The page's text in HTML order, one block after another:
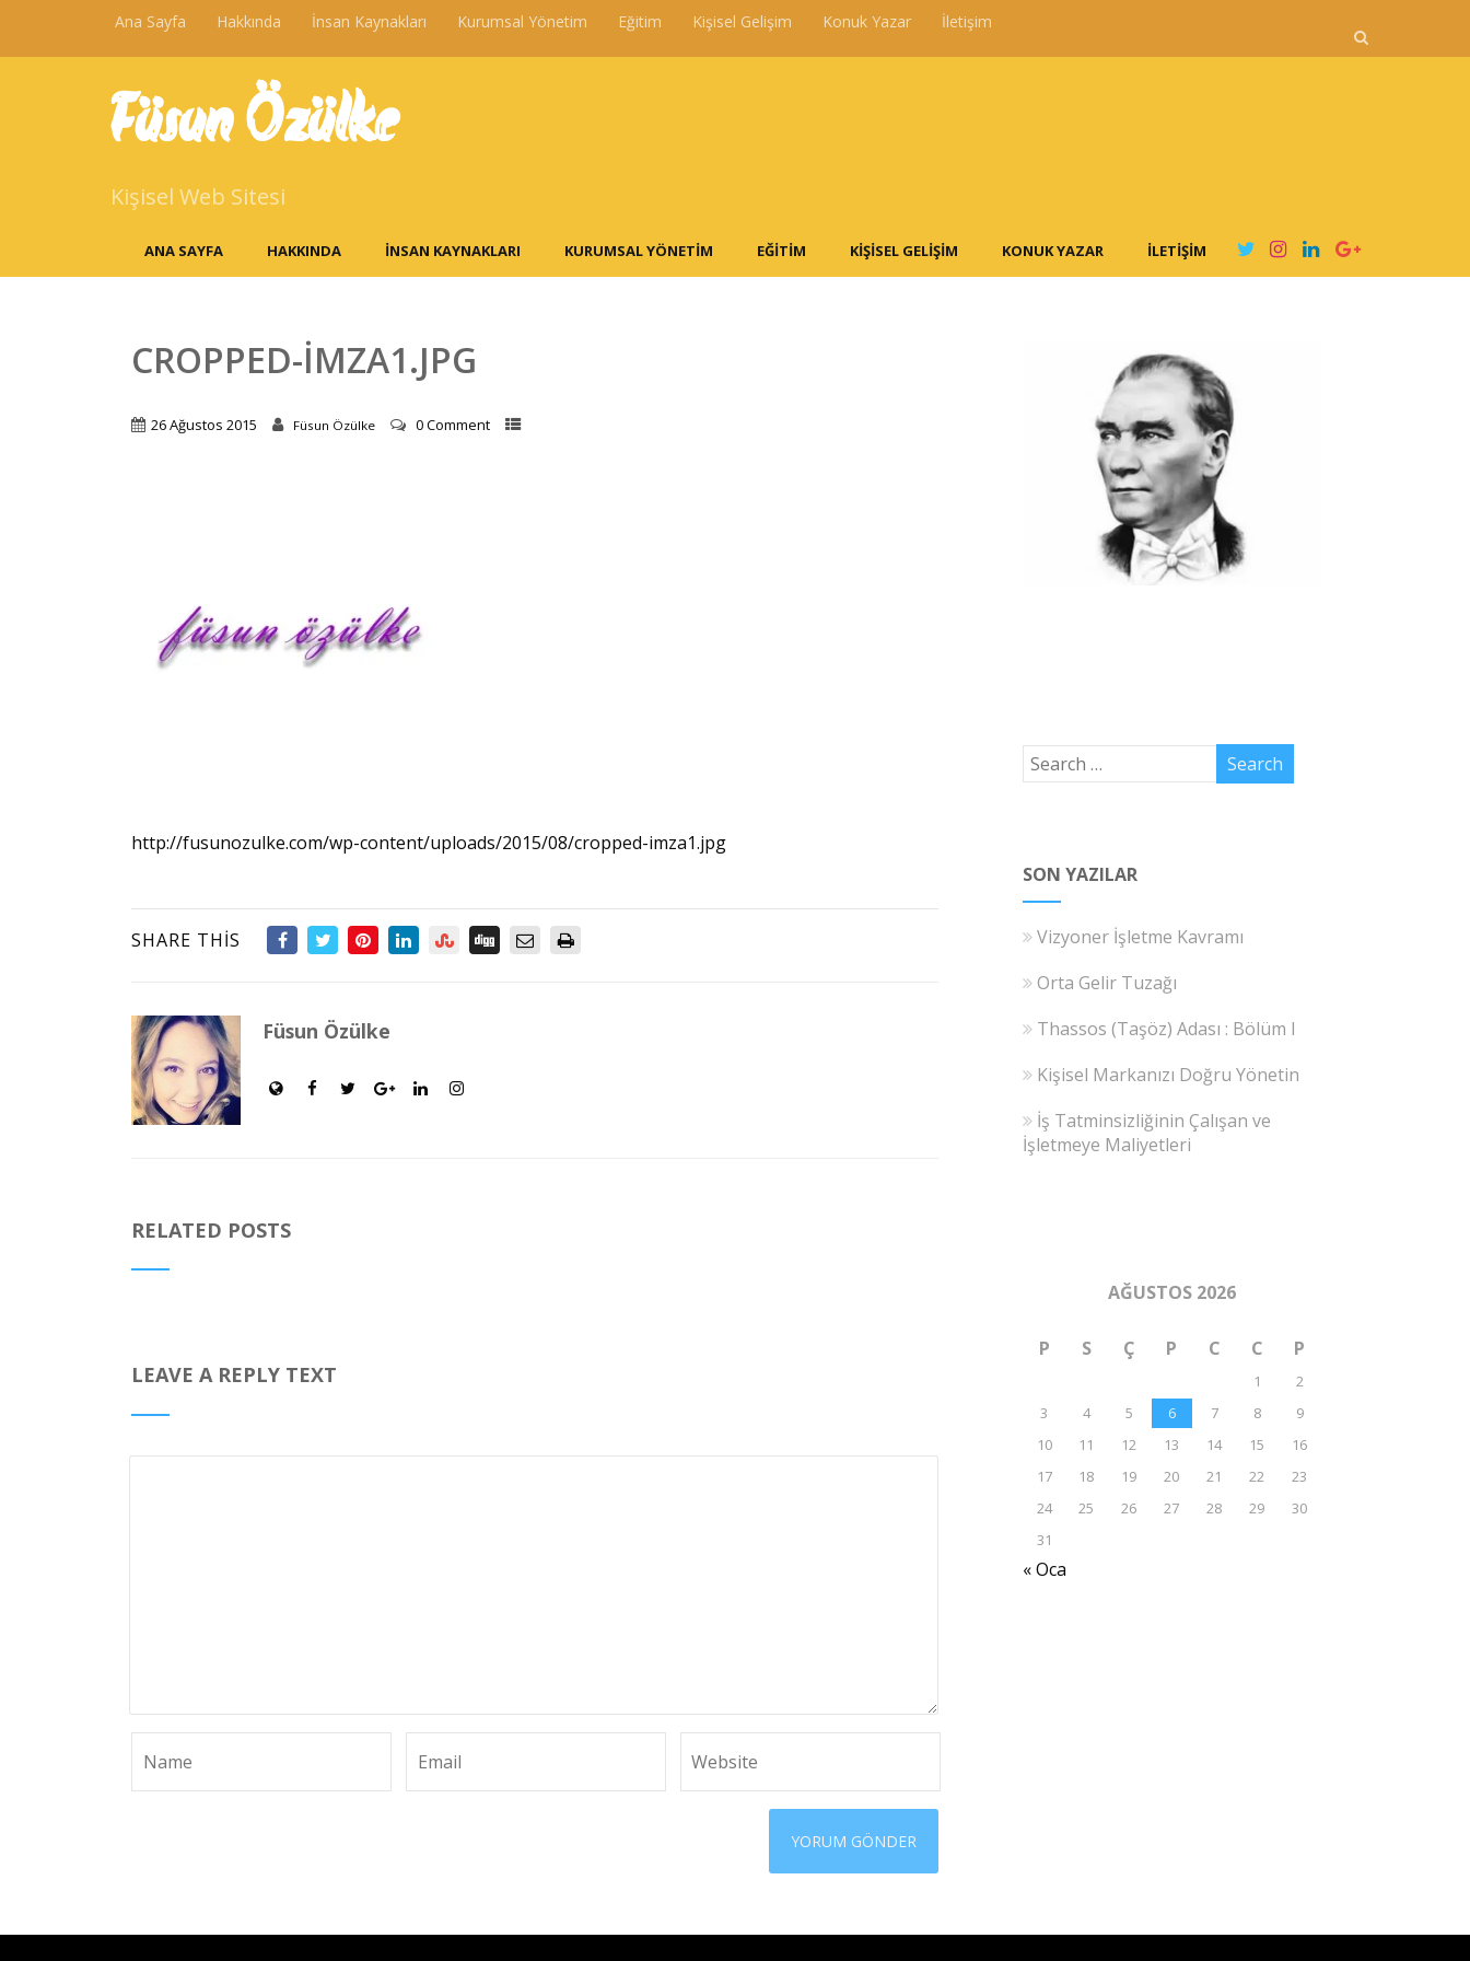
Ana Sayfa Hakkında İnsan Kaynakları Kurumsal Yönetim Eğitim Kişisel Gelişim Konuk Yazar İletişim
Füsun Özülke
Kişisel Web Sitesi
ANA SAYFA HAKKINDA İNSAN KAYNAKLARI KURUMSAL YÖNETIM EĞITIM KIŞISEL GELIŞIM KONUK YAZAR İLETIŞIM
CROPPED-IMZA1.JPG
26 Ağustos 2015 Füsun Özülke 0 Comment
http://fusunozulke.com/wp-content/uploads/2015/08/cropped-imza1.jpg
SHARE THIS
Füsun Özülke
RELATED POSTS
LEAVE A REPLY TEXT
SON YAZILAR
Vizyoner İşletme Kavramı
Orta Gelir Tuzağı
Thassos (Taşöz) Adası : Bölüm I
Kişisel Markanızı Doğru Yönetin
İş Tatminsizliğinin Çalışan ve
İşletmeye Maliyetleri
AĞUSTOS 2026
P S Ç P C C P
1
2
3
4 5 6 7 8
9
10
11 12 13 14 15
16
17
18 19 20 21 22
23
24
25 26 27 28 29
30
31
« Oca